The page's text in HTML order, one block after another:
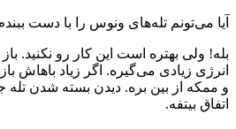
آیا می‌تونم تله‌های ونوس را با دست
بله! ولی بهتره است این کار رو نکنید.
انرژی زیادی می‌گیره. اگر زیاد باهاش
و ممکه از بین بره. دیدن بسته شدن تله
اتفاق بیتفه.